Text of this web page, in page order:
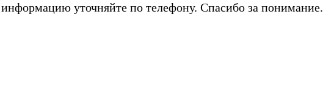
уточняйте по телефону. Спасибо за понимание.